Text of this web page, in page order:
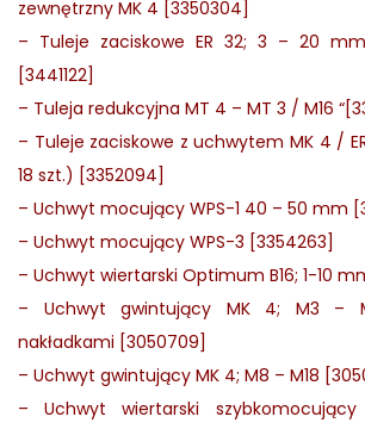
zewnętrzny MK 4 [3350304]
– Tuleje zaciskowe ER 32; 3 – 20
[3441122]
– Tuleja redukcyjna MT 4 – MT 3 / M16
– Tuleje zaciskowe z uchwytem MK 4 /
18 szt.) [3352094]
– Uchwyt mocujący WPS-1 40 – 50 mm
– Uchwyt mocujący WPS-3 [3354263]
– Uchwyt wiertarski Optimum B16; 1-10
– Uchwyt gwintujący MK 4; M3 –
nakładkami [3050709]
– Uchwyt gwintujący MK 4; M8 – M18
–Uchwyt wiertarski